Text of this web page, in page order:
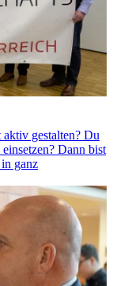
gestalten? Du
Dann bist
ganz